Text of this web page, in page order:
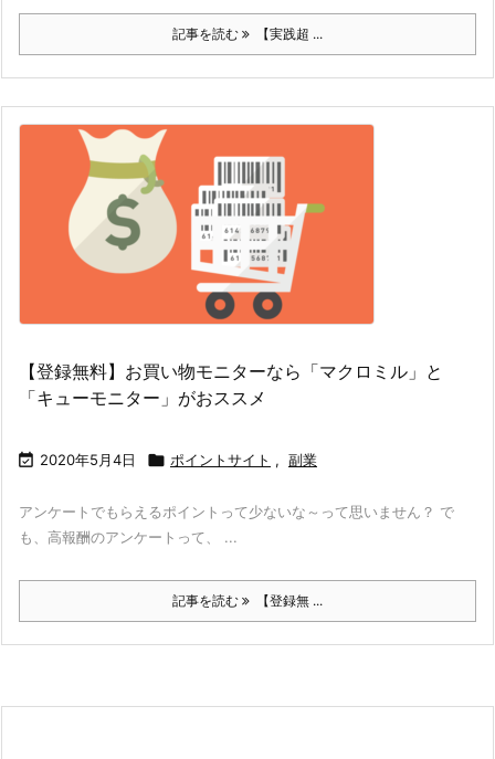
記事を読む 【実践超 ...
【登録無料】お買い物モニターなら「マクロミル」と
「キューモニター」がおススメ
 2020年5月4日  ポイントサイト , 副業
アンケートでもらえるポイントって少ないな～って思いません？ で
も、高報酬のアンケートって、 ...
記事を読む 【登録無 ...